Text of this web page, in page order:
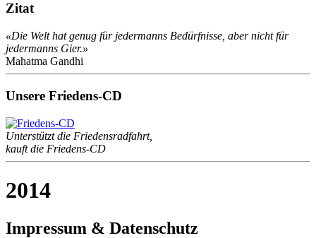
Zitat
«Die Welt hat genug für jedermanns Bedürfnisse, aber nicht für
jedermanns Gier.»
Mahatma Gandhi
Unsere Friedens-CD
Unterstützt die Friedensradfahrt,
kauft die Friedens-CD
2014
Impressum & Datenschutz